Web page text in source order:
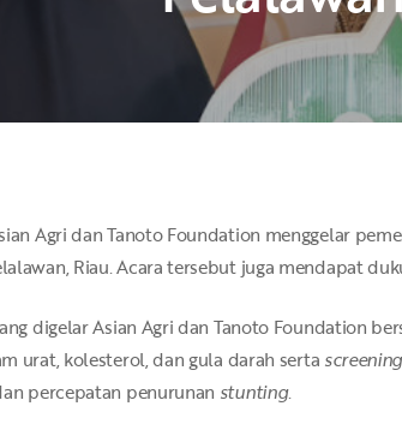
Agri dan Tanoto Foundation menggelar
Riau. Acara tersebut juga mendapat
digelar Asian Agri dan Tanoto Foundation
urat, kolesterol, dan gula darah serta screening
percepatan penurunan stunting.